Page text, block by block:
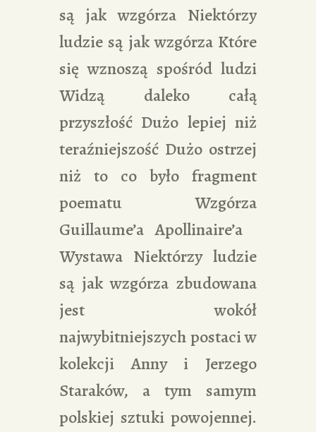
są jak wzgórza Niektórzy
ludzie są jak wzgórza Które
się wznoszą spośród ludzi
Widzą daleko całą
przyszłość Dużo lepiej niż
teraźniejszość Dużo ostrzej
niż to co było fragment
poematu Wzgórza
Guillaume’a Apollinaire’a
Wystawa Niektórzy ludzie
są jak wzgórza zbudowana
jest wokół
najwybitniejszych postaci w
kolekcji Anny i Jerzego
Staraków, a tym samym
polskiej sztuki powojennej.